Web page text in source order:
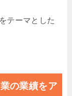
テーマとした
の業績をア